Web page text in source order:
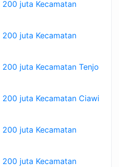
200 juta Kecamatan
200 juta Kecamatan
juta Kecamatan Tenjo
juta Kecamatan Ciawi
200 juta Kecamatan
200 juta Kecamatan